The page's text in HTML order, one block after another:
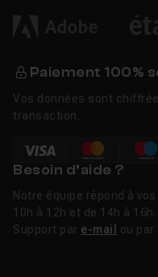
Paiement 100%
Vos données sont
transaction.
Besoin d’aide ?
Notre équipe répond à
10h à 12h et de 14h à 16h.
Support par e-mail ou par